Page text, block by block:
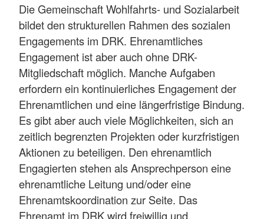
Die Gemeinschaft Wohlfahrts- und Sozialarbeit
bildet den strukturellen Rahmen des sozialen
Engagements im DRK. Ehrenamtliches
Engagement ist aber auch ohne DRK-
Mitgliedschaft möglich. Manche Aufgaben
erfordern ein kontinuierliches Engagement der
Ehrenamtlichen und eine längerfristige Bindung.
Es gibt aber auch viele Möglichkeiten, sich an
zeitlich begrenzten Projekten oder kurzfristigen
Aktionen zu beteiligen. Den ehrenamtlich
Engagierten stehen als Ansprechperson eine
ehrenamtliche Leitung und/oder eine
Ehrenamtskoordination zur Seite. Das
Ehrenamt im DRK wird freiwillig und